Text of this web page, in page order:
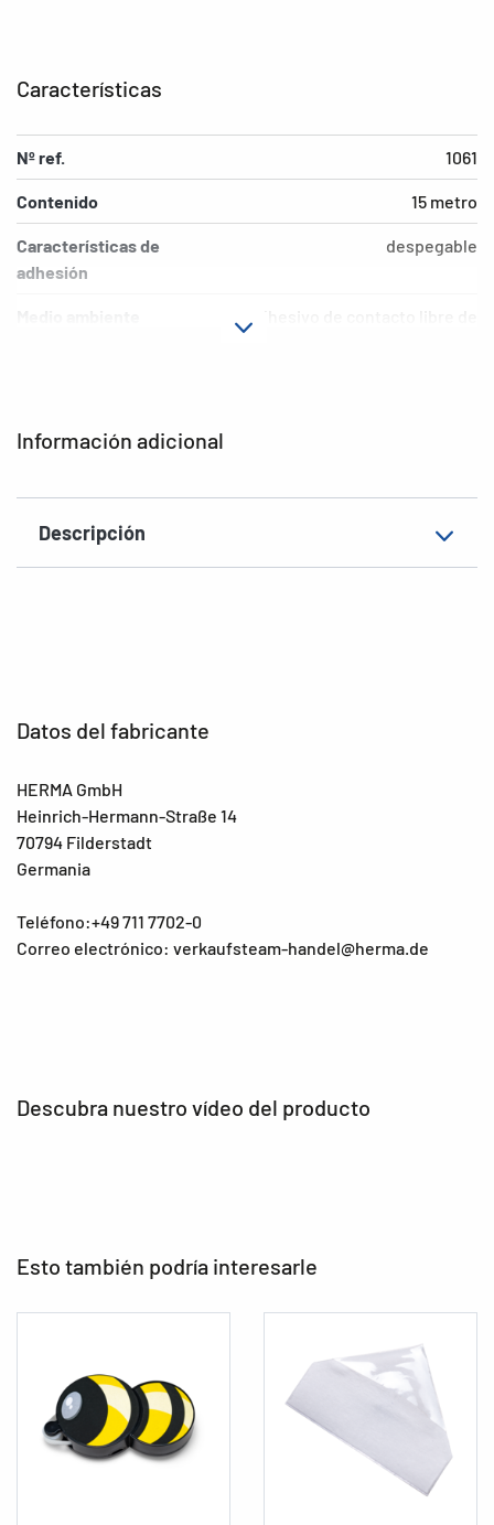
Información adicional
Descripción
Características
Nº ref. 1061
Contenido 15 metro
Características de
adhesión
despegable
Datos del fabricante
HERMA GmbH
Heinrich-Hermann-Straße 14
70794 Filderstadt
Germania
Teléfono:+49 711 7702-0
Correo electrónico: verkaufsteam-handel@herma.de
Descubra nuestro vídeo del producto
Esto también podría interesarle